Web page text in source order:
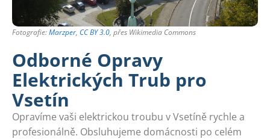
Fotografie:Marzper, CC BY 3.0, přes Wikimedia Commons
Odborné Opravy
Elektrických Trub pro
Vsetín
Opravíme vaši elektrickou troubu v Vsetíně rychle a
profesionálně. Obsluhujeme domácnosti po celém